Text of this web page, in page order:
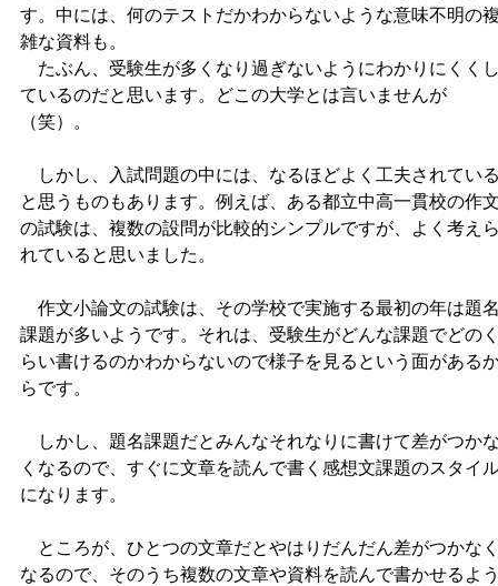
す。中には、何のテストだかわからないような意味不明の
雑な資料も。
たぶん、受験生が多くなり過ぎないようにわかりにくく
ているのだと思います。どこの大学とは言いませんが
（笑）。
しかし、入試問題の中には、なるほどよく工夫されてい
と思うものもあります。例えば、ある都立中高一貫校の作
の試験は、複数の設問が比較的シンプルですが、よく考え
れていると思いました。
作文小論文の試験は、その学校で実施する最初の年は題
課題が多いようです。それは、受験生がどんな課題でどの
らい書けるのかわからないので様子を見るという面がある
らです。
しかし、題名課題だとみんなそれなりに書けて差がつか
くなるので、すぐに文章を読んで書く感想文課題のスタイ
になります。
ところが、ひとつの文章だとやはりだんだん差がつかな
なるので、そのうち複数の文章や資料を読んで書かせるよ